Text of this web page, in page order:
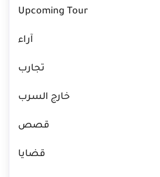
Upcoming Tour
آراء
تجارب
خارج السرب
قصص
قضايا